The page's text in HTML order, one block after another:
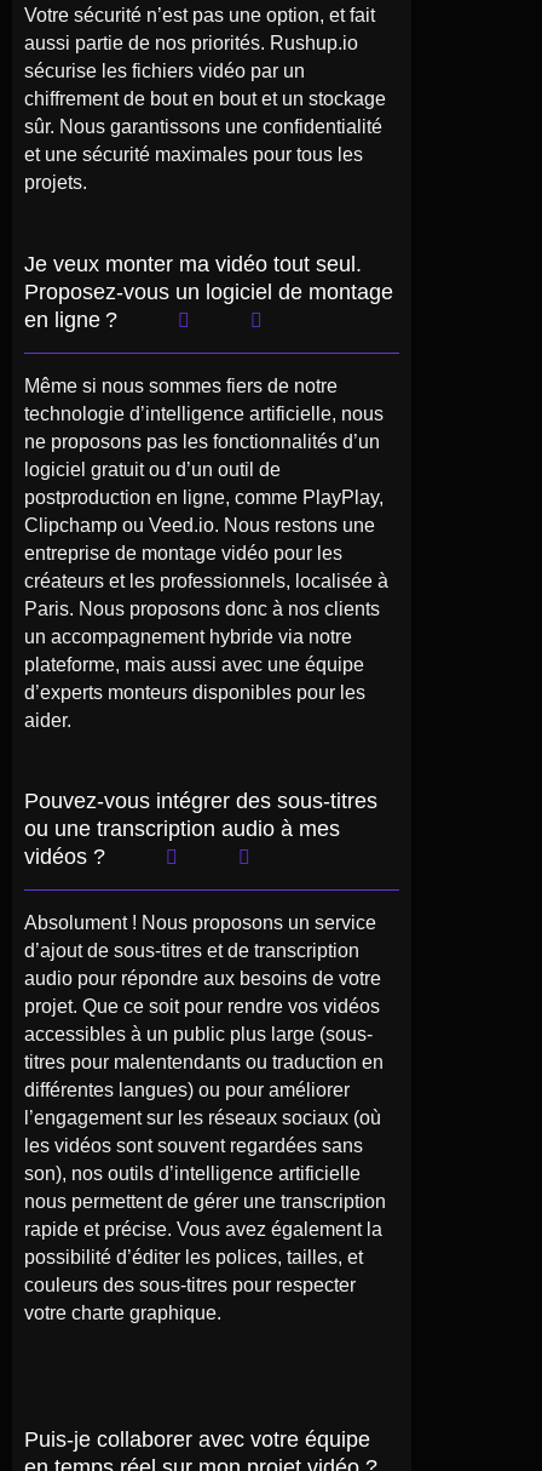
Votre sécurité n’est pas une option, et fait
aussi partie de nos priorités. Rushup.io
sécurise les fichiers vidéo par un
chiffrement de bout en bout et un stockage
sûr. Nous garantissons une confidentialité
et une sécurité maximales pour tous les
projets.
Je veux monter ma vidéo tout seul.
Proposez-vous un logiciel de montage
en ligne ?
Même si nous sommes fiers de notre
technologie d’intelligence artificielle, nous
ne proposons pas les fonctionnalités d’un
logiciel gratuit ou d’un outil de
postproduction en ligne, comme PlayPlay,
Clipchamp ou Veed.io. Nous restons une
entreprise de montage vidéo pour les
créateurs et les professionnels, localisée à
Paris. Nous proposons donc à nos clients
un accompagnement hybride via notre
plateforme, mais aussi avec une équipe
d’experts monteurs disponibles pour les
aider.
Pouvez-vous intégrer des sous-titres
ou une transcription audio à mes
vidéos ?
Absolument ! Nous proposons un service
d’ajout de sous-titres et de transcription
audio pour répondre aux besoins de votre
projet. Que ce soit pour rendre vos vidéos
accessibles à un public plus large (sous-
titres pour malentendants ou traduction en
différentes langues) ou pour améliorer
l’engagement sur les réseaux sociaux (où
les vidéos sont souvent regardées sans
son), nos outils d’intelligence artificielle
nous permettent de gérer une transcription
rapide et précise. Vous avez également la
possibilité d’éditer les polices, tailles, et
couleurs des sous-titres pour respecter
votre charte graphique.
Puis-je collaborer avec votre équipe